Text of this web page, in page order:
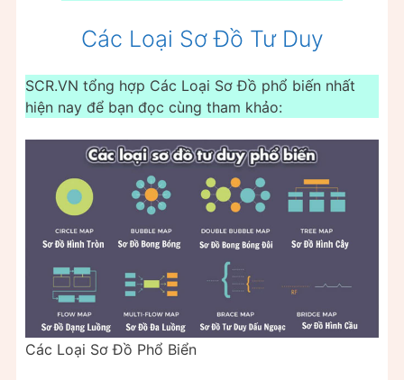
Các Loại Sơ Đồ Tư Duy
SCR.VN tổng hợp Các Loại Sơ Đồ phổ biến nhất
hiện nay để bạn đọc cùng tham khảo:
Các Loại Sơ Đồ Phổ Biển